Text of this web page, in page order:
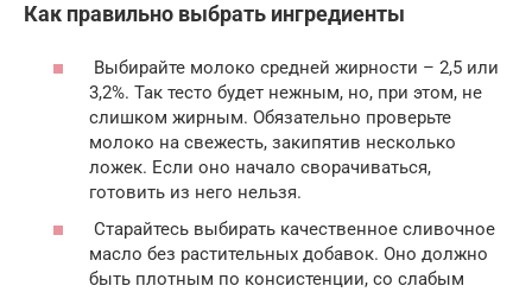
Как правильно выбрать ингредиенты
Выбирайте молоко средней жирности – 2,5 или
3,2%. Так тесто будет нежным, но, при этом, не
слишком жирным. Обязательно проверьте
молоко на свежесть, закипятив несколько
ложек. Если оно начало сворачиваться,
готовить из него нельзя.
Старайтесь выбирать качественное сливочное
масло без растительных добавок. Оно должно
быть плотным по консистенции, со слабым